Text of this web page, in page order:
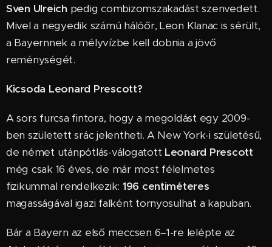
Sven Ulreich pedig combizomszakadást szenvedett.
Mivel a negyedik számú hálóőr, Leon Klanac is sérült,
a Bayernnek a mélyvízbe kell dobnia a jövő
reménységét.
Kicsoda Leonard Prescott?
A sors furcsa fintora, hogy a megoldást egy 2009-
ben született srác jelentheti. A New York-i születésű,
de német utánpótlás-válogatott Leonard Prescott
még csak 16 éves, de már most félelmetes
fizikummal rendelkezik: 196 centiméteres
magasságával igazi falként tornyosulhat a kapuban.
Bár a Bayern az első meccsen 6–1-re lelépte az